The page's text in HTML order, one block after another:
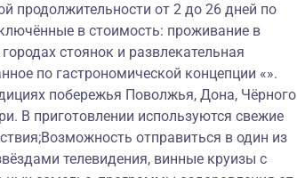
продолжительности от 2 до 26 дней по
в стоимость: проживание в
стоянок и развлекательная
по гастрономической концепции «».
побережья Поволжья, Дона, Чёрного
В приготовлении используются свежие
отправиться в один из
телевидения, винные круизы с